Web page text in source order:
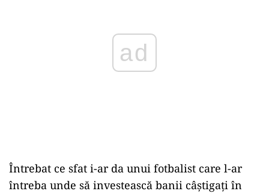
ad
Întrebat ce sfat i-ar da unui fotbalist care l-ar
întreba unde să investească banii câştigaţi în